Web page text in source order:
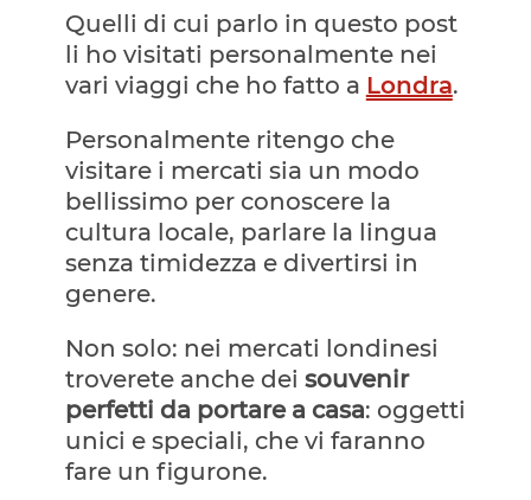
Quelli di cui parlo in questo post
li ho visitati personalmente nei
vari viaggi che ho fatto a Londra.
Personalmente ritengo che
visitare i mercati sia un modo
bellissimo per conoscere la
cultura locale, parlare la lingua
senza timidezza e divertirsi in
genere.
Non solo: nei mercati londinesi
troverete anche dei souvenir
perfetti da portare a casa: oggetti
unici e speciali, che vi faranno
fare un figurone.